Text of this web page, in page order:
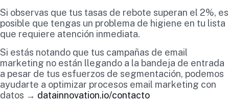
Si observas que tus tasas de rebote superan el 2%, es
posible que tengas un problema de higiene en tu lista
que requiere atención inmediata.
Si estás notando que tus campañas de email
marketing no están llegando a la bandeja de entrada
a pesar de tus esfuerzos de segmentación, podemos
ayudarte a optimizar procesos email marketing con
datos → datainnovation.io/contacto